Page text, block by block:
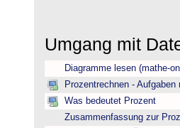
Umgang mit
Diagramme lesen (mathe-
Prozentrechnen -
Was bedeutet Prozent
Zusammenfassung zur